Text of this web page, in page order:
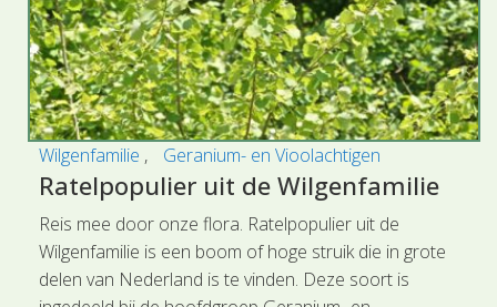
Wilgenfamilie Geranium- en Vioolachtigen
Ratelpopulier uit de Wilgenfamilie
Reis mee door onze flora. Ratelpopulier uit de
Wilgenfamilie is een boom of hoge struik die in grote
delen van Nederland is te vinden. Deze soort is